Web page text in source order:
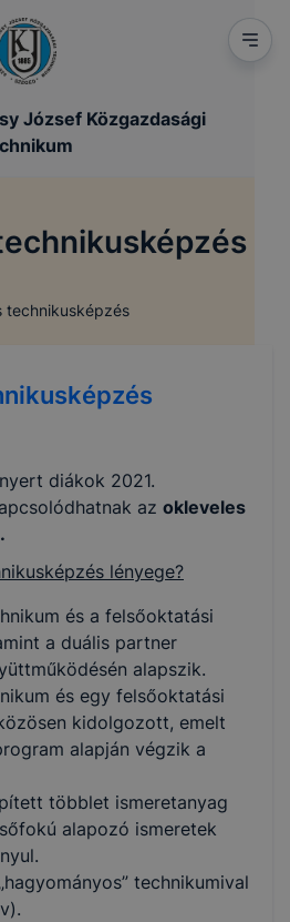
József Közgazdasági
technikusképzés
diákok 2021.
az okleveles
lényege?
és a felsőoktatási
a duális partner
alapszik.
és egy felsőoktatási
kidolgozott, emelt
alapján végzik a
többlet ismeretanyag
alapozó ismeretek
technikumival